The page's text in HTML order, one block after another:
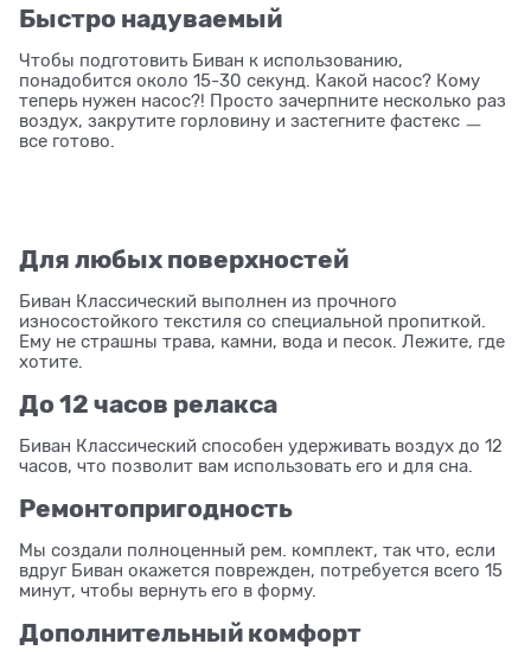
Быстро надуваемый
Чтобы подготовить Биван к использованию,
понадобится около 15-30 секунд. Какой насос? Кому
теперь нужен насос?! Просто зачерпните несколько раз
воздух, закрутите горловину и застегните фастекс ㅡ
все готово.
Для любых поверхностей
Биван Классический выполнен из прочного
износостойкого текстиля со специальной пропиткой.
Ему не страшны трава, камни, вода и песок. Лежите, где
хотите.
До 12 часов релакса
Биван Классический способен удерживать воздух до 12
часов, что позволит вам использовать его и для сна.
Ремонтопригодность
Мы создали полноценный рем. комплект, так что, если
вдруг Биван окажется поврежден, потребуется всего 15
минут, чтобы вернуть его в форму.
Дополнительный комфорт